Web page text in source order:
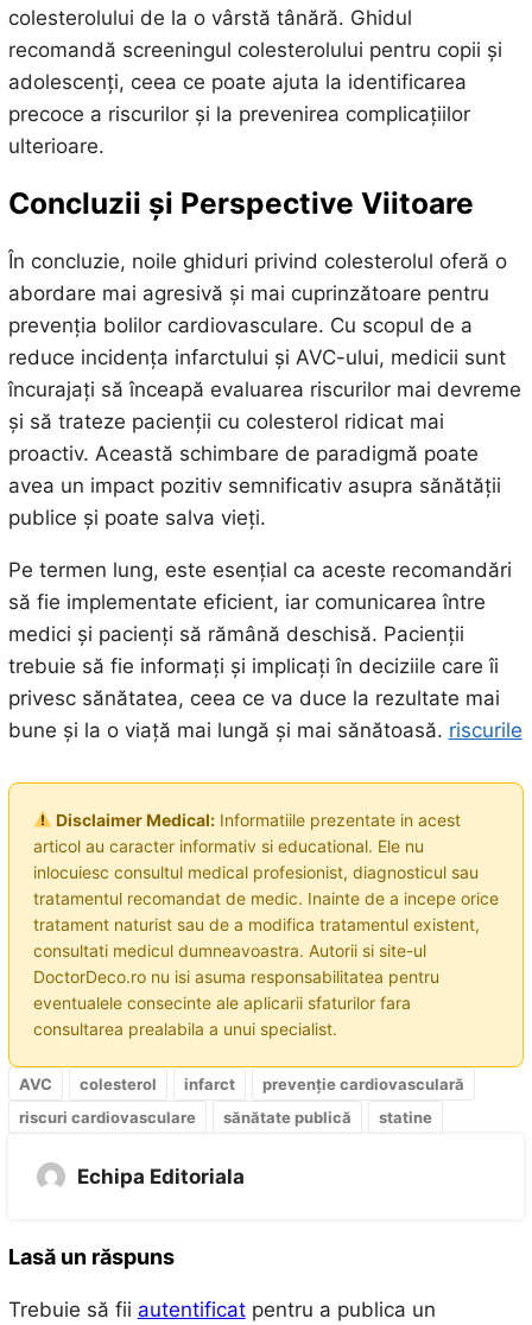
colesterolului de la o vârstă tânără. Ghidul
recomandă screeningul colesterolului pentru copii și
adolescenți, ceea ce poate ajuta la identificarea
precoce a riscurilor și la prevenirea complicațiilor
ulterioare.
Concluzii și Perspective Viitoare
În concluzie, noile ghiduri privind colesterolul oferă o
abordare mai agresivă și mai cuprinzătoare pentru
prevenția bolilor cardiovasculare. Cu scopul de a
reduce incidența infarctului și AVC-ului, medicii sunt
încurajați să înceapă evaluarea riscurilor mai devreme
și să trateze pacienții cu colesterol ridicat mai
proactiv. Această schimbare de paradigmă poate
avea un impact pozitiv semnificativ asupra sănătății
publice și poate salva vieți.
Pe termen lung, este esențial ca aceste recomandări
să fie implementate eficient, iar comunicarea între
medici și pacienți să rămână deschisă. Pacienții
trebuie să fie informați și implicați în deciziile care îi
privesc sănătatea, ceea ce va duce la rezultate mai
bune și la o viață mai lungă și mai sănătoasă. riscurile
Disclaimer Medical:Informatiile prezentate in acest
articol au caracter informativ si educational. Ele nu
inlocuiesc consultul medical profesionist, diagnosticul sau
tratamentul recomandat de medic. Inainte de a incepe orice
tratament naturist sau de a modifica tratamentul existent,
consultati medicul dumneavoastra. Autorii si site-ul
DoctorDeco.ro nu isi asuma responsabilitatea pentru
eventualele consecinte ale aplicarii sfaturilor fara
consultarea prealabila a unui specialist.
AVC colesterol infarct
prevenție cardiovasculară
riscuri cardiovasculare
sănătate publică statine
Echipa Editoriala
Lasă un răspuns
Trebuie să fii autentificatpentru a publica un